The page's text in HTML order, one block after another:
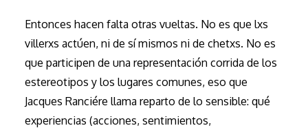
Entonces hacen falta otras vueltas. No es que lxs
villerxs actúen, ni de sí mismos ni de chetxs. No es
que participen de una representación corrida de los
estereotipos y los lugares comunes, eso que
Jacques Ranciére llama reparto de lo sensible: qué
experiencias (acciones, sentimientos,